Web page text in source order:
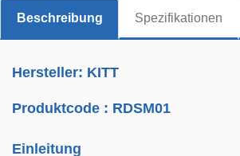
Beschreibung Spezifikationen
Hersteller: KITT
Produktcode : RDSM01
Einleitung